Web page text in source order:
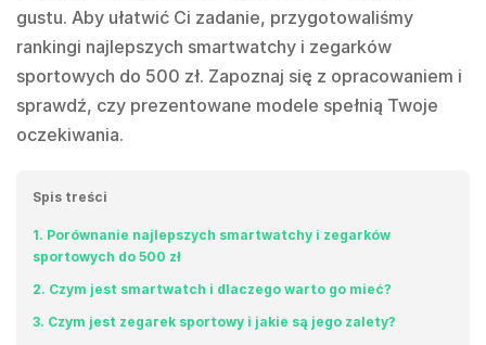
gustu. Aby ułatwić Ci zadanie, przygotowaliśmy
rankingi najlepszych smartwatchy i zegarków
sportowych do 500 zł. Zapoznaj się z opracowaniem i
sprawdź, czy prezentowane modele spełnią Twoje
oczekiwania.
Spis treści
1 Porównanie najlepszych smartwatchy i zegarków
sportowych do 500 zł
2 Czym jest smartwatch i dlaczego warto go mieć?
3 Czym jest zegarek sportowy i jakie są jego zalety?